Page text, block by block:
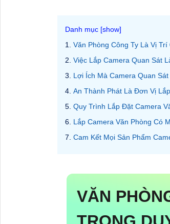
Văn Phòng Công Ty Là Vị
Việc Lắp Camera Quan Sát
Lợi Ích Mà Camera Quan
An Thành Phát Là Đơn Vị
Quy Trình Lắp Đặt Camera
Lắp Camera Văn Phòng Có
Cam Kết Mọi Sản Phẩm
VĂN